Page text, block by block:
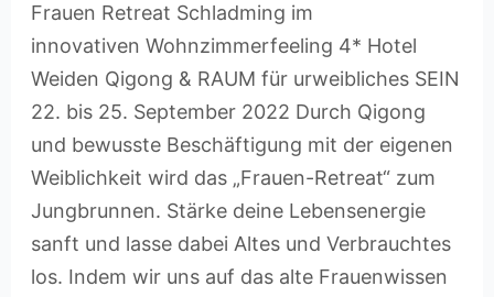
Frauen Retreat Schladming im
innovativen Wohnzimmerfeeling 4* Hotel
Weiden Qigong & RAUM für urweibliches SEIN
22. bis 25. September 2022 Durch Qigong
und bewusste Beschäftigung mit der eigenen
Weiblichkeit wird das „Frauen-Retreat“ zum
Jungbrunnen. Stärke deine Lebensenergie
sanft und lasse dabei Altes und Verbrauchtes
los. Indem wir uns auf das alte Frauenwissen